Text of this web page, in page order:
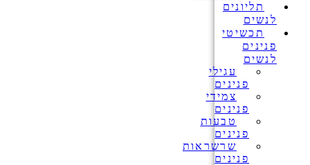
תליונים
לנשים
תכשיטי
פנינים
לנשים
עגילי
פנינים
צמידי
פנינים
טבעות
פנינים
שרשראות
פנינים